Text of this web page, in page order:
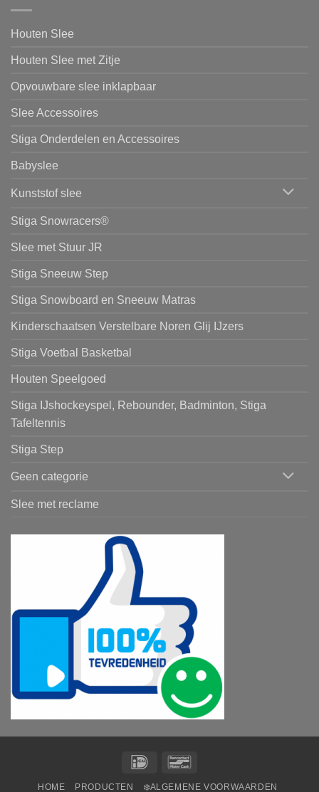
Houten Slee
Houten Slee met Zitje
Opvouwbare slee inklapbaar
Slee Accessoires
Stiga Onderdelen en Accessoires
Babyslee
Kunststof slee
Stiga Snowracers®
Slee met Stuur JR
Stiga Sneeuw Step
Stiga Snowboard en Sneeuw Matras
Kinderschaatsen Verstelbare Noren Glij IJzers
Stiga Voetbal Basketbal
Houten Speelgoed
Stiga IJshockeyspel, Rebounder, Badminton, Stiga
Tafeltennis
Stiga Step
Geen categorie
Slee met reclame
IDeal
HOME PRODUCTEN ❄️ALGEMENE VOORWAARDEN